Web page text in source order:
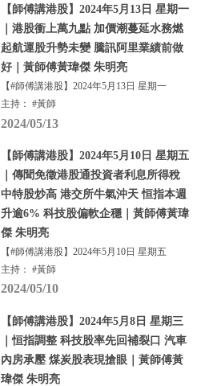
【師傅講港股】2024年5月13日 星期一
｜港股衝上萬九點 加價潮蔓延水務燃
起航運股升勢未變 騰訊阿里業績前做
好｜黃師傅黃瑋傑 朱明亮
【#師傅講港股】2024年5月13日 星期一
主持： #黃師
2024/05/13
【師傅講港股】2024年5月10日 星期五
｜傳聞免徵港股通投資者利息所得稅
中特股炒高 港交所牛氣沖天 恒指本週
升逾6% 科技股偏軟企穩｜黃師傅黃瑋
傑 朱明亮
【#師傅講港股】2024年5月10日 星期五
主持： #黃師
2024/05/10
【師傅講港股】2024年5月8日 星期三
｜恒指調整 科技股率先回補裂口 汽車
內房承壓 煤炭股表現搶眼｜黃師傅黃
瑋傑 朱明亮